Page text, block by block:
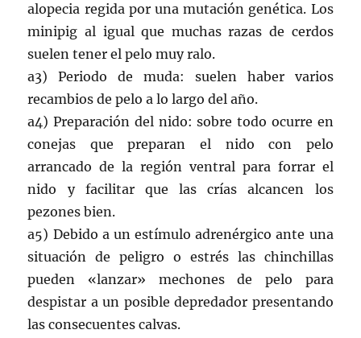
alopecia regida por una mutación genética. Los
minipig al igual que muchas razas de cerdos
suelen tener el pelo muy ralo.
a3) Periodo de muda: suelen haber varios
recambios de pelo a lo largo del año.
a4) Preparación del nido: sobre todo ocurre en
conejas que preparan el nido con pelo
arrancado de la región ventral para forrar el
nido y facilitar que las crías alcancen los
pezones bien.
a5) Debido a un estímulo adrenérgico ante una
situación de peligro o estrés las chinchillas
pueden «lanzar» mechones de pelo para
despistar a un posible depredador presentando
las consecuentes calvas.